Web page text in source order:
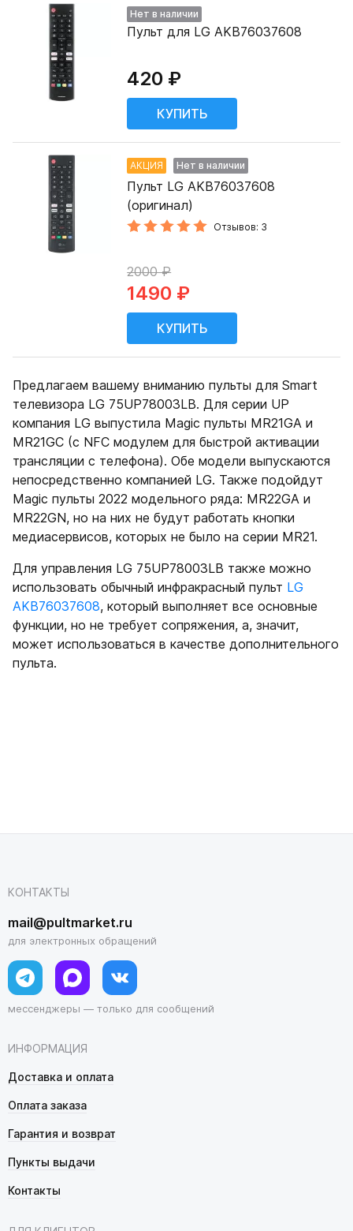
Предлагаем вашему вниманию пульты для Smart
телевизора LG 75UP78003LB. Для серии UP
компания LG выпустила Magic пульты MR21GA и
MR21GC (с NFC модулем для быстрой активации
трансляции с телефона). Обе модели выпускаются
непосредственно компанией LG. Также подойдут
Magic пульты 2022 модельного ряда: MR22GA и
MR22GN, но на них не будут работать кнопки
медиасервисов, которых не было на серии MR21.
Для управления LG 75UP78003LB также можно
использовать обычный инфракрасный пульт LG
AKB76037608, который выполняет все основные
функции, но не требует сопряжения, а, значит,
может использоваться в качестве дополнительного
пульта.
Нет в наличии
Пульт для LG AKB76037608
420 ₽
АКЦИЯ Нет в наличии
Пульт LG AKB76037608
(оригинал)
Отзывов: 3
2000 ₽
1490 ₽
ИНФОРМАЦИЯ
Доставка и оплата
Оплата заказа
Гарантия и возврат
Пункты выдачи
Контакты
КОНТАКТЫ
mail@pultmarket.ru
для электронных обращений
мессенджеры — только для сообщений